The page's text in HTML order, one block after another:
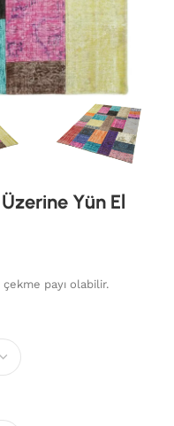
Yün El
çekme payı olabilir.